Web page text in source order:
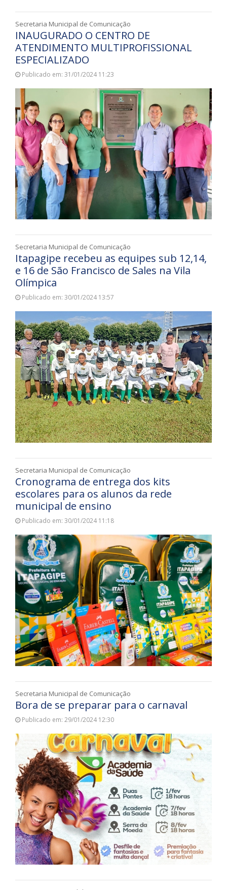
Secretaria Municipal de Comunicação
INAUGURADO O CENTRO DE
ATENDIMENTO MULTIPROFISSIONAL
ESPECIALIZADO
Publicado em: 31/01/2024 11:23
Secretaria Municipal de Comunicação
Itapagipe recebeu as equipes sub 12,14,
e 16 de São Francisco de Sales na Vila
Olímpica
Publicado em: 30/01/2024 13:57
Secretaria Municipal de Comunicação
Cronograma de entrega dos kits
escolares para os alunos da rede
municipal de ensino
Publicado em: 30/01/2024 11:18
Secretaria Municipal de Comunicação
Bora de se preparar para o carnaval
Publicado em: 29/01/2024 12:30